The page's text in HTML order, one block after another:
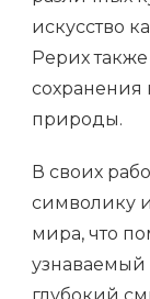
искусство
Рерих
сохранения
природы.
В своих
символику
мира, что
узнаваемый